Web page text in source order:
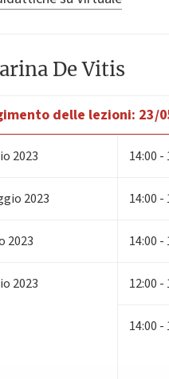
De Vitis
delle lezioni: 23/
2023 14:00 -
2023 14:00 -
2023 14:00 -
2023 12:00 -
14:00 -